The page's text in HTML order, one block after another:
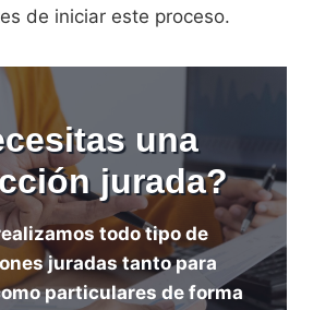
de iniciar este proceso.
una
jurada?
todo tipo de
juradas tanto para
particulares de forma